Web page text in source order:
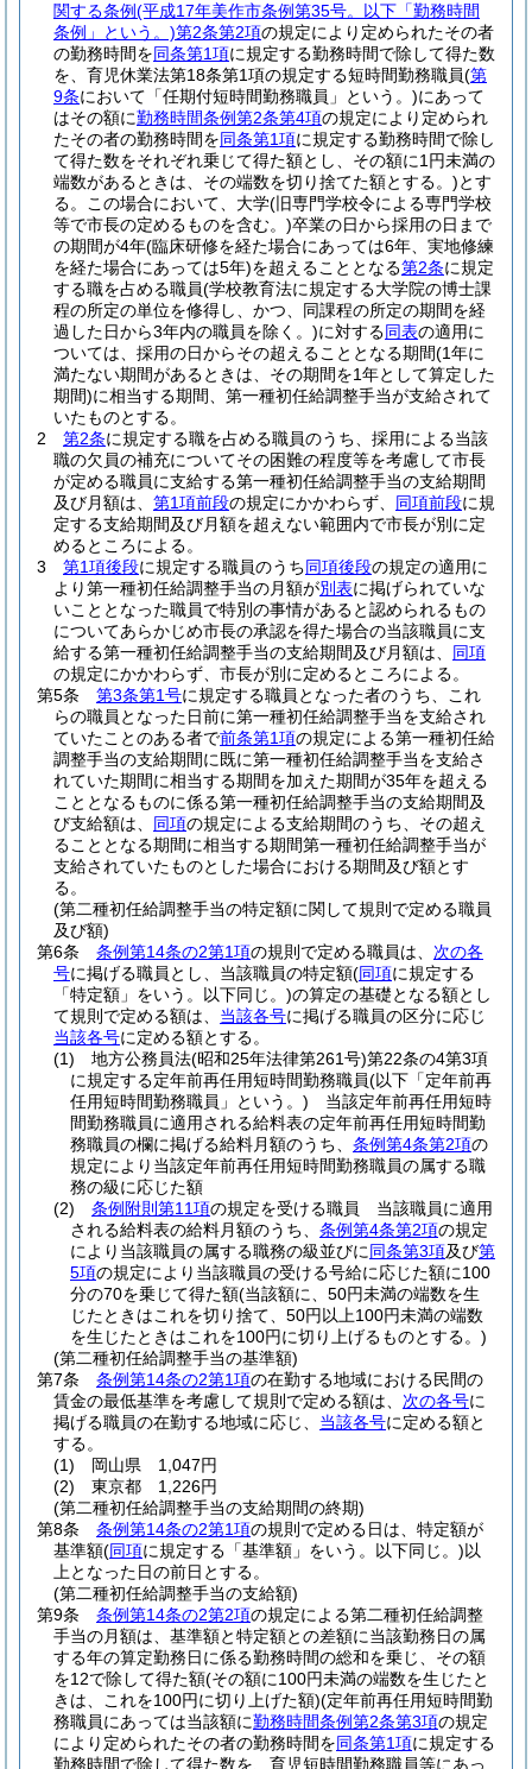
関する条例(平成17年美作市条例第35号。以下「勤務時間
条例」という。)第2条第2項の規定により定められたその者
の勤務時間を同条第1項に規定する勤務時間で除して得た数
を、育児休業法第18条第1項の規定する短時間勤務職員(第
9条において「任期付短時間勤務職員」という。)にあって
はその額に勤務時間条例第2条第4項の規定により定められ
たその者の勤務時間を同条第1項に規定する勤務時間で除し
て得た数をそれぞれ乗じて得た額とし、その額に1円未満の
端数があるときは、その端数を切り捨てた額とする。)とす
る。
この場合において、大学(旧専門学校令による専門学校
等で市長の定めるものを含む。)卒業の日から採用の日まで
の期間が4年(臨床研修を経た場合にあっては6年、実地修練
を経た場合にあっては5年)を超えることとなる第2条に規定
する職を占める職員(学校教育法に規定する大学院の博士課
程の所定の単位を修得し、かつ、同課程の所定の期間を経
過した日から3年内の職員を除く。)に対する同表の適用に
ついては、採用の日からその超えることとなる期間(1年に
満たない期間があるときは、その期間を1年として算定した
期間)に相当する期間、第一種初任給調整手当が支給されて
いたものとする。
2
第2条に規定する職を占める職員のうち、採用による当該
職の欠員の補充についてその困難の程度等を考慮して市長
が定める職員に支給する第一種初任給調整手当の支給期間
及び月額は、 第1項前段の規定にかかわらず、 同項前段に規
定する支給期間及び月額を超えない範囲内で市長が別に定
めるところによる。
3
第1項後段に規定する職員のうち同項後段の規定の適用に
より第一種初任給調整手当の月額が別表に掲げられていな
いこととなった職員で特別の事情があると認められるもの
についてあらかじめ市長の承認を得た場合の当該職員に支
給する第一種初任給調整手当の支給期間及び月額は、 同項
の規定にかかわらず、市長が別に定めるところによる。
第5条
第3条第1号に規定する職員となった者のうち、これ
らの職員となった日前に第一種初任給調整手当を支給され
ていたことのある者で前条第1項の規定による第一種初任給
調整手当の支給期間に既に第一種初任給調整手当を支給さ
れていた期間に相当する期間を加えた期間が35年を超える
こととなるものに係る第一種初任給調整手当の支給期間及
び支給額は、 同項の規定による支給期間のうち、その超え
ることとなる期間に相当する期間第一種初任給調整手当が
支給されていたものとした場合における期間及び額とす
る。
(第二種初任給調整手当の特定額に関して規則で定める職員
及び額)
第6条
条例第14条の2第1項の規則で定める職員は、 次の各
号に掲げる職員とし、当該職員の特定額(同項に規定する
「特定額」をいう。以下同じ。)の算定の基礎となる額とし
て規則で定める額は、 当該各号に掲げる職員の区分に応じ
当該各号に定める額とする。
(1)
地方公務員法(昭和25年法律第261号)第22条の4第3項
に規定する定年前再任用短時間勤務職員(以下「定年前再
任用短時間勤務職員」という。) 当該定年前再任用短時
間勤務職員に適用される給料表の定年前再任用短時間勤
務職員の欄に掲げる給料月額のうち、 条例第4条第2項の
規定により当該定年前再任用短時間勤務職員の属する職
務の級に応じた額
(2)
条例附則第11項の規定を受ける職員 当該職員に適用
される給料表の給料月額のうち、 条例第4条第2項の規定
により当該職員の属する職務の級並びに同条第3項及び第
5項の規定により当該職員の受ける号給に応じた額に100
分の70を乗じて得た額(当該額に、50円未満の端数を生
じたときはこれを切り捨て、50円以上100円未満の端数
を生じたときはこれを100円に切り上げるものとする。)
(第二種初任給調整手当の基準額)
第7条
条例第14条の2第1項の在勤する地域における民間の
賃金の最低基準を考慮して規則で定める額は、 次の各号に
掲げる職員の在勤する地域に応じ、 当該各号に定める額と
する。
(1)
岡山県 1,047円
(2)
東京都 1,226円
(第二種初任給調整手当の支給期間の終期)
第8条
条例第14条の2第1項の規則で定める日は、特定額が
基準額(同項に規定する「基準額」をいう。以下同じ。)以
上となった日の前日とする。
(第二種初任給調整手当の支給額)
第9条
条例第14条の2第2項の規定による第二種初任給調整
手当の月額は、基準額と特定額との差額に当該勤務日の属
する年の算定勤務日に係る勤務時間の総和を乗じ、その額
を12で除して得た額(その額に100円未満の端数を生じたと
きは、これを100円に切り上げた額)(定年前再任用短時間勤
務職員にあっては当該額に勤務時間条例第2条第3項の規定
により定められたその者の勤務時間を同条第1項に規定する
勤務時間で除して得た数を、育児短時間勤務職員等にあっ